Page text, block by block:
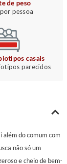
de peso
pessoa
casais
parecidos
além do comum com
não só um
e cheio de bem-